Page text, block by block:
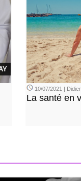
10/07/2021 |
La santé en